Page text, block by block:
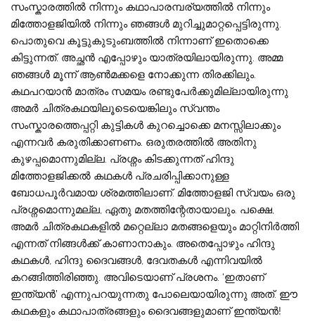
സംസ്കാരത്തിൽ നിന്നും കഥാപാരമ്പര്യത്തിൽ നിന്നും
മിത്തോളജിയിൽ നിന്നും ഞങ്ങൾ മുറിച്ചുമാറ്റപ്പെട്ടിരുന്നു.
പൊതുവെ കൂട്ടുകുടുംബത്തിൽ നിന്നാണ് ഇതൊക്കെ
കിട്ടുന്നത്. അച്ഛൻ എപ്പോഴും യാത്രയിലായിരുന്നു. അമ്മ
ഞങ്ങൾ മൂന്ന് ആൺമക്കളെ നോക്കുന്ന തിരക്കിലും.
കഥപറയാൻ മാത്രം സമയം രണ്ടുപേർക്കുമില്ലായിരുന്നു
അമർ ചിത്രകഥയിലൂടെയെങ്കിലും സ്വന്തം
സംസ്കാരത്തെപ്പറ്റി കുട്ടികൾ കുറച്ചൊക്കെ മനസ്സിലാക്കും
എന്നവർ കരുതിക്കാണണം. ഒരുതരത്തിൽ അതിനു
കുഴപ്പമൊന്നുമില്ല. പ്രശ്നം കിടക്കുന്നത് ഹിന്ദു
മിത്തോളജിക്കൽ കഥകൾ പ്രചരിപ്പിക്കാനുള്ള
ബോധപൂർവമായ ശ്രമത്തിലാണ്. മിത്തോളജി സ്വയം ഒരു
പ്രശ്നമൊന്നുമല്ല, ഏതു മതത്തിന്റേതായാലും. പക്ഷെ,
അമർ ചിത്രകഥകളിൽ മറ്റെല്ലാ മതങ്ങളെയും മാറ്റിനിർത്തി
എന്നത് നിങ്ങൾക്ക് കാണാനാകും. അതെപ്പോഴും ഹിന്ദു
കഥകൾ, ഹിന്ദു ദൈവങ്ങൾ, ദേവതകൾ എന്നിവയിൽ
കറങ്ങിത്തിരിഞ്ഞു. അവിടെയാണ് പ്രശനം. ‘ഇതാണ്
ഇന്ത്യൻ’ എന്നുപറയുന്നതു പോലെയായിരുന്നു അത്. ഈ
കഥകളും കഥാപാത്രങ്ങളും ദൈവങ്ങളുമാണ് ഇന്ത്യൻ!